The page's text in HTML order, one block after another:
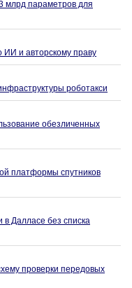
млрд параметров для
ИИ и авторскому праву
роботакси
обезличенных
платформы спутников
в Далласе без списка
проверки передовых